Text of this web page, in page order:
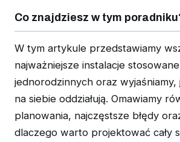
Co znajdziesz w tym
W tym artykule przedstawiamy
najważniejsze instalacje
jednorodzinnych oraz wyjaśniamy,
na siebie oddziałują. Omawiamy
planowania, najczęstsze błędy
dlaczego warto projektować cały